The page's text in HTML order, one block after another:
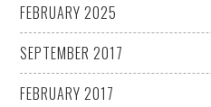
FEBRUARY 2025
SEPTEMBER 2017
FEBRUARY 2017